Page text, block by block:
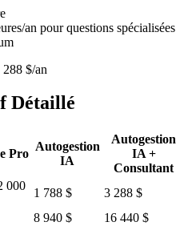
an pour questions spécialisées
288 $/an
Détaillé
Pro
Autogestion
IA
Autogestion
IA +
Consultant
000
1 788 $
3 288 $
8 940 $
16 440 $